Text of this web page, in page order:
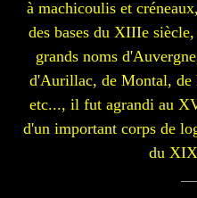
à machicoulis et
des bases du XIIIe
grands noms
d'Aurillac, de Montal, de
etc..., il fut agrandi au
d'un important corps de
du